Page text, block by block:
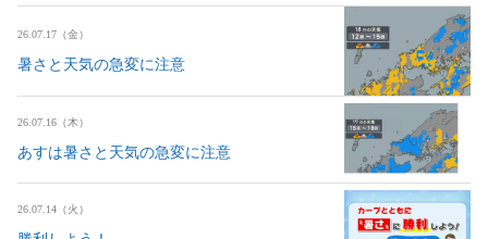
26.07.17（金）
暑さと天気の急変に注意
26.07.16（木）
あすは暑さと天気の急変に注意
26.07.14（火）